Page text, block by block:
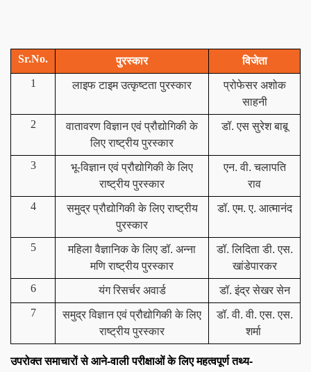
Sr.No. पुरस्कार
विजेता
1
लाइफ टाइम उत्कृष्टता पुरस्कार
प्रोफेसर अशोक
साहनी
2
वातावरण विज्ञान एवं प्रौद्योगिकी के
लिए राष्ट्रीय पुरस्कार
डॉ. एस सुरेश बाबू
3
भू-विज्ञान एवं प्रौद्योगिकी के लिए
राष्ट्रीय पुरस्कार
एन. वी. चलापति
राव
4
समुद्र प्रौद्योगिकी के लिए राष्ट्रीय
पुरस्कार
डॉ. एम. ए. आत्मानंद
5
महिला वैज्ञानिक के लिए डॉ. अन्ना
मणि राष्ट्रीय पुरस्कार
डॉ. लिदिता डी. एस.
खांडेपारकर
6
यंग रिसर्चर अवार्ड
डॉ. इंद्र सेखर सेन
7
समुद्र विज्ञान एवं प्रौद्योगिकी के लिए
राष्ट्रीय पुरस्कार
डॉ. वी. वी. एस. एस.
शर्मा
उपरोक्त समाचारों से आने-वाली परीक्षाओं के लिए महत्वपूर्ण तथ्य-